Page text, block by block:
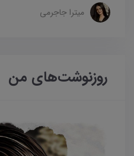
میترا جاجرمی
روزنوشت‌های من